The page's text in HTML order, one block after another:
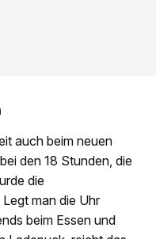
auch beim neuen
den 18 Stunden, die
die
man die Uhr
beim Essen und